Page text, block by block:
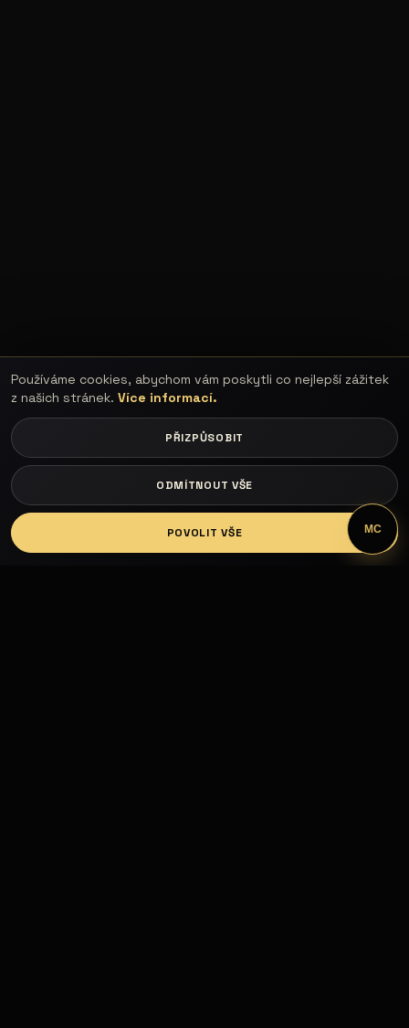
LOGIN
Používáme cookies, abychom vám poskytli co nejlepší zážitek
z našich stránek. Více informací.
PŘIZPŮSOBIT
ODMÍTNOUT VŠE
POVOLIT VŠE MC